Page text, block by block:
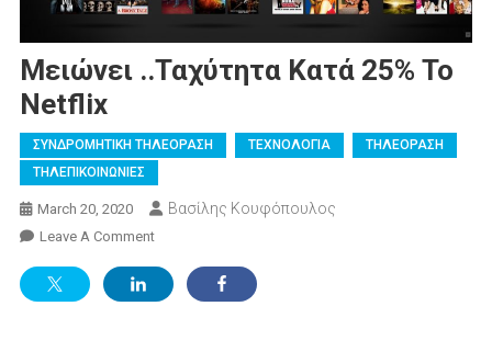
Μειώνει ..ταχύτητα Κατά 25% Το
Netflix
ΣΥΝΔΡΟΜΗΤΙΚΗ ΤΗΛΕΟΡΑΣΗ ΤΕΧΝΟΛΟΓΙΑ
ΤΗΛΕΟΡΑΣΗ
ΤΗΛΕΠΙΚΟΙΝΩΝΙΕΣ
March 20, 2020 Βασίλης Κουφόπουλος
Leave A CommentOn
..ταχύτητα